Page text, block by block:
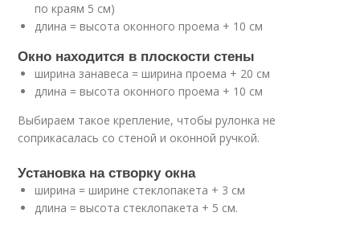
по краям 5 см)
длина = высота оконного проема + 10 см
Окно находится в плоскости стены
ширина занавеса = ширина проема + 20 см
длина = высота оконного проема + 10 см
Выбираем такое крепление, чтобы рулонка не
соприкасалась со стеной и оконной ручкой.
Установка на створку окна
ширина = ширине стеклопакета + 3 см
длина = высота стеклопакета + 5 см.